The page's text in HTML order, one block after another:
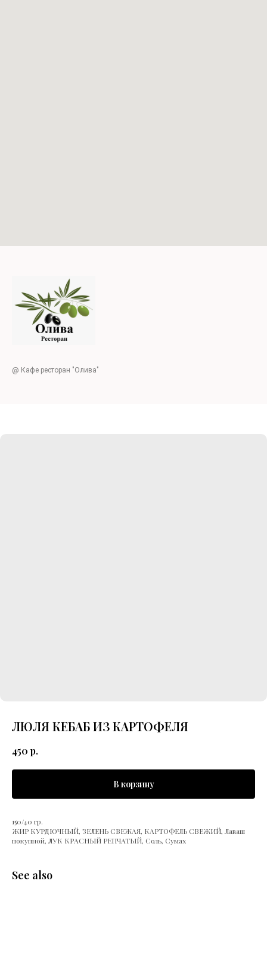
@ Кафе ресторан "Олива"
ЛЮЛЯ КЕБАБ ИЗ КАРТОФЕЛЯ
450 р.
В корзину
150/40 гр.
ЖИР КУРДЮЧНЫЙ, ЗЕЛЕНЬ СВЕЖАЯ, КАРТОФЕЛЬ СВЕЖИЙ, Лаваш
покупной, ЛУК КРАСНЫЙ РЕПЧАТЫЙ, Соль, Сумах
See also